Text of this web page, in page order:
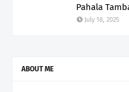
Pahala
July 18, 2025
ABOUT ME